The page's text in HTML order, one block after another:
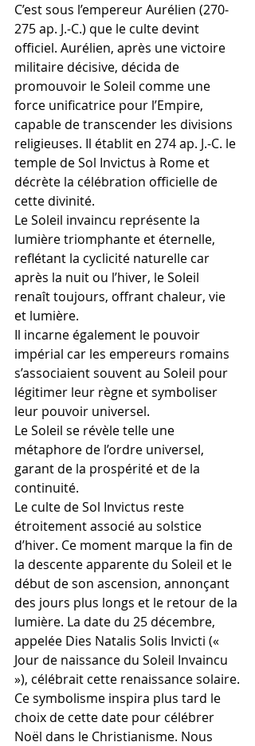
C’est sous l’empereur Aurélien (270-
275 ap. J.-C.) que le culte devint
officiel. Aurélien, après une victoire
militaire décisive, décida de
promouvoir le Soleil comme une
force unificatrice pour l’Empire,
capable de transcender les divisions
religieuses. Il établit en 274 ap. J.-C. le
temple de Sol Invictus à Rome et
décrète la célébration officielle de
cette divinité.
Le Soleil invaincu représente la
lumière triomphante et éternelle,
reflétant la cyclicité naturelle car
après la nuit ou l’hiver, le Soleil
renaît toujours, offrant chaleur, vie
et lumière.
Il incarne également le pouvoir
impérial car les empereurs romains
s’associaient souvent au Soleil pour
légitimer leur règne et symboliser
leur pouvoir universel.
Le Soleil se révèle telle une
métaphore de l’ordre universel,
garant de la prospérité et de la
continuité.
Le culte de Sol Invictus reste
étroitement associé au solstice
d’hiver. Ce moment marque la fin de
la descente apparente du Soleil et le
début de son ascension, annonçant
des jours plus longs et le retour de la
lumière. La date du 25 décembre,
appelée Dies Natalis Solis Invicti («
Jour de naissance du Soleil Invaincu
»), célébrait cette renaissance solaire.
Ce symbolisme inspira plus tard le
choix de cette date pour célébrer
Noël dans le Christianisme. Nous